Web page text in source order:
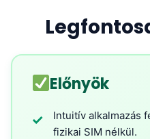
Előnyök
✓
Intuitív alkalmazás
fizikai SIM nélkül.